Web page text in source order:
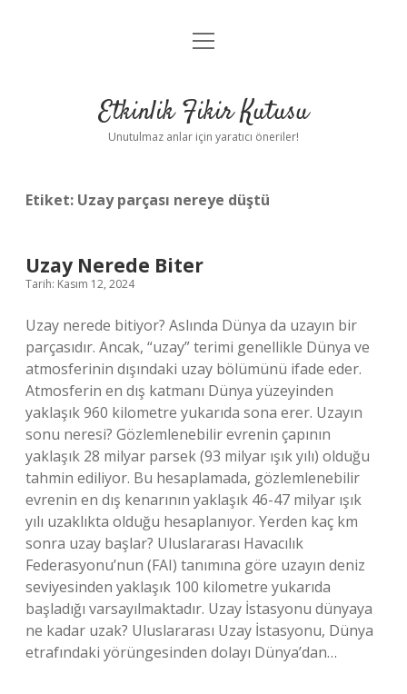
Anasayfa
Yasal Uyarı
menüyü
Etkinlik Fikir Kutusu
Unutulmaz anlar için yaratıcı öneriler!
Etiket: Uzay parçası nereye düştü
Uzay Nerede Biter
Tarih: Kasım 12, 2024
Uzay nerede bitiyor? Aslında Dünya da uzayın bir
parçasıdır. Ancak, “uzay” terimi genellikle Dünya ve
atmosferinin dışındaki uzay bölümünü ifade eder.
Atmosferin en dış katmanı Dünya yüzeyinden
yaklaşık 960 kilometre yukarıda sona erer. Uzayın
sonu neresi? Gözlemlenebilir evrenin çapının
yaklaşık 28 milyar parsek (93 milyar ışık yılı) olduğu
tahmin ediliyor. Bu hesaplamada, gözlemlenebilir
evrenin en dış kenarının yaklaşık 46-47 milyar ışık
yılı uzaklıkta olduğu hesaplanıyor. Yerden kaç km
sonra uzay başlar? Uluslararası Havacılık
Federasyonu’nun (FAI) tanımına göre uzayın deniz
seviyesinden yaklaşık 100 kilometre yukarıda
başladığı varsayılmaktadır. Uzay İstasyonu dünyaya
ne kadar uzak? Uluslararası Uzay İstasyonu, Dünya
etrafındaki yörüngesinden dolayı Dünya’dan…